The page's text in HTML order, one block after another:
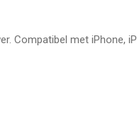
en iPod touch met iOS
om 06:05.
Compatibel met iPhone,